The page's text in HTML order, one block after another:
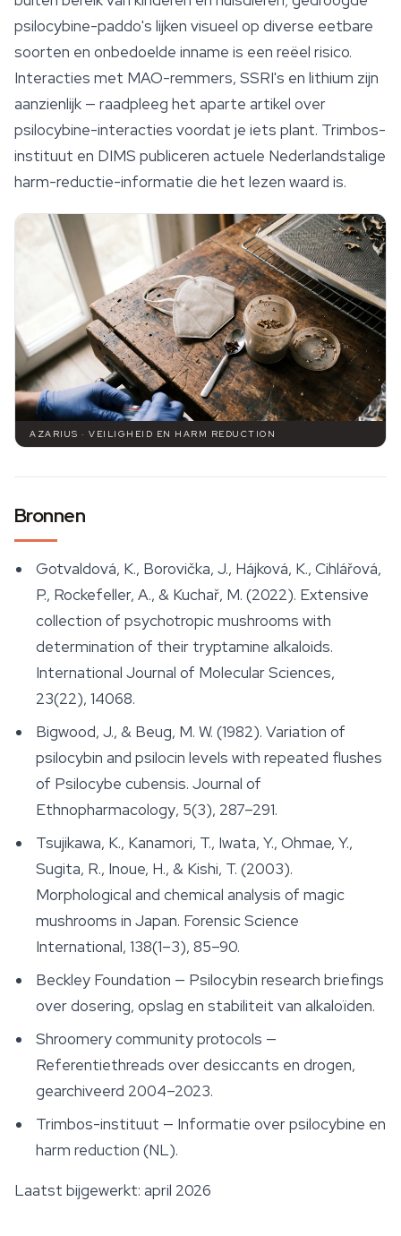
psilocybine-paddo's lijken visueel op diverse eetbare
soorten en onbedoelde inname is een reëel risico.
Interacties met MAO-remmers, SSRI's en lithium zijn
aanzienlijk — raadpleeg het aparte artikel over
psilocybine-interacties voordat je iets plant. Trimbos-
instituut en DIMS publiceren actuele Nederlandstalige
harm-reductie-informatie die het lezen waard is.
AZARIUS · VEILIGHEID EN HARM REDUCTION
Bronnen
Gotvaldová, K., Borovička, J., Hájková, K., Cihlářová,
P., Rockefeller, A., & Kuchař, M. (2022). Extensive
collection of psychotropic mushrooms with
determination of their tryptamine alkaloids.
International Journal of Molecular Sciences,
23(22), 14068.
Bigwood, J., & Beug, M. W. (1982). Variation of
psilocybin and psilocin levels with repeated flushes
of Psilocybe cubensis. Journal of
Ethnopharmacology, 5(3), 287–291.
Tsujikawa, K., Kanamori, T., Iwata, Y., Ohmae, Y.,
Sugita, R., Inoue, H., & Kishi, T. (2003).
Morphological and chemical analysis of magic
mushrooms in Japan. Forensic Science
International, 138(1–3), 85–90.
Beckley Foundation — Psilocybin research briefings
over dosering, opslag en stabiliteit van alkaloïden.
Shroomery community protocols —
Referentiethreads over desiccants en drogen,
gearchiveerd 2004–2023.
Trimbos-instituut — Informatie over psilocybine en
harm reduction (NL).
Laatst bijgewerkt: april 2026